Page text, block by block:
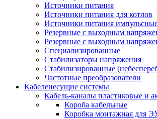
Источники питания
Источники питания для котлов
Источники питания
Резервные с выходным
Резервные с выходным
Специализированные
Стабилизаторы напряжения
Стабилизированные
Частотные преобразователи
Кабеленесущие системы
Кабель-каналы пластиковые и
Короба кабельные
Коробка монтажная для